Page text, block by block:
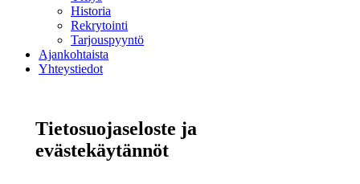
Historia
Rekrytointi
Tarjouspyyntö
Ajankohtaista
Yhteystiedot
Tietosuojaseloste ja
evästekäytännöt